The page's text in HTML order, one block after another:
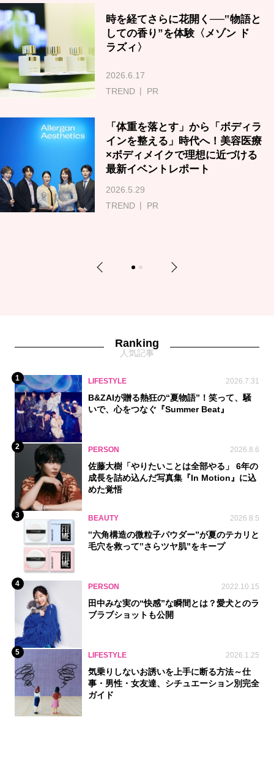
時を経てさらに花開く──‟物語と
しての香り”を体験〈メゾン ド
ラズィ〉
2026.6.17
TREND
PR
「体重を落とす」から「ボディラ
インを整える」時代へ！美容医療
×ボディメイクで理想に近づける
最新イベントレポート
2026.5.29
TREND
PR
Previous 1 2 Next
Ranking
人気記事
1 LIFESTYLE 2026.7.31
B&ZAIが贈る熱狂の“夏物語”！笑って、騒
いで、心をつなぐ『Summer Beat』
2 PERSON 2026.8.6
佐藤大樹「やりたいことは全部やる」 6年の
成長を詰め込んだ写真集『In Motion』に込
めた覚悟
3 BEAUTY 2026.8.5
‟六角構造の微粒子パウダー”が夏のテカリと
毛穴を救って‟さらツヤ肌”をキープ
4 PERSON 2022.10.15
田中みな実の“快感”な瞬間とは？愛犬とのラ
ブラブショットも公開
5 LIFESTYLE 2026.1.25
気乗りしないお誘いを上手に断る方法～仕
事・男性・女友達、シチュエーション別完全
ガイド